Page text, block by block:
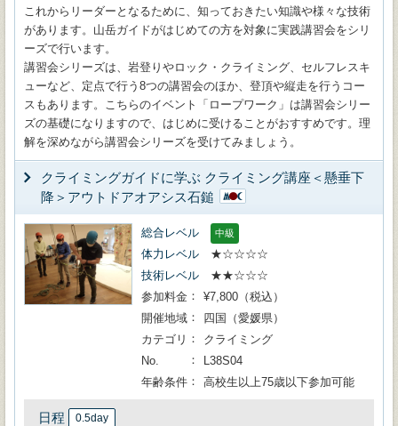
これからリーダーとなるために、知っておきたい知識や様々な技術
があります。山岳ガイドがはじめての方を対象に実践講習会をシリ
ーズで行います。
講習会シリーズは、岩登りやロック・クライミング、セルフレスキ
ューなど、定点で行う8つの講習会のほか、登頂や縦走を行うコー
スもあります。こちらのイベント「ロープワーク」は講習会シリー
ズの基礎になりますので、はじめに受けることがおすすめです。理
解を深めながら講習会シリーズを受けてみましょう。
クライミングガイドに学ぶ クライミング講座＜懸垂下
降＞アウトドアオアシス石鎚
総合レベル 中級
体力レベル
★☆☆☆☆
技術レベル
★★☆☆☆
参加料金
¥7,800（税込）
開催地域
四国（愛媛県）
カテゴリ
クライミング
No.
L38S04
年齢条件
高校生以上75歳以下参加可能
日程 0.5day